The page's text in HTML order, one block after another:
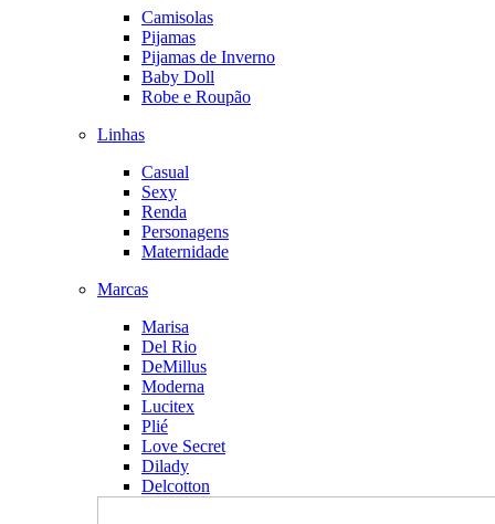
Camisolas
Pijamas
Pijamas de Inverno
Baby Doll
Robe e Roupão
Linhas
Casual
Sexy
Renda
Personagens
Maternidade
Marcas
Marisa
Del Rio
DeMillus
Moderna
Lucitex
Plié
Love Secret
Dilady
Delcotton